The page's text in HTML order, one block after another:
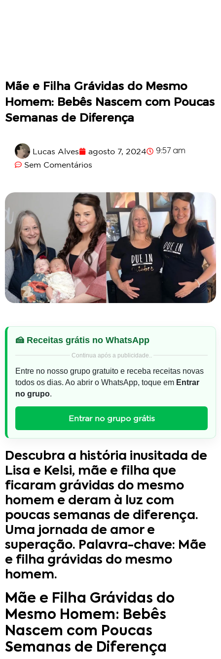
Mãe e Filha Grávidas do Mesmo
Homem: Bebês Nascem com Poucas
Semanas de Diferença
Lucas Alves agosto 7, 2024 9:57 am
Sem Comentários
🍰 Receitas grátis no WhatsApp
Continua após a publicidade..
Entre no nosso grupo gratuito e receba receitas novas
todos os dias. Ao abrir o WhatsApp, toque em Entrar
no grupo.
Entrar no grupo grátis
Descubra a história inusitada de
Lisa e Kelsi, mãe e filha que
ficaram grávidas do mesmo
homem e deram à luz com
poucas semanas de diferença.
Uma jornada de amor e
superação. Palavra-chave: Mãe
e filha grávidas do mesmo
homem.
Mãe e Filha Grávidas do
Mesmo Homem: Bebês
Nascem com Poucas
Semanas de Diferença